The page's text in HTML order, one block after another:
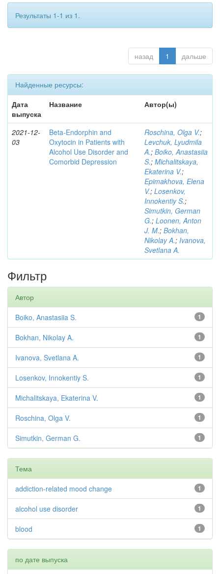
Результаты 1-1 из 1.
назад 1 дальше
Найденные ресурсы:
Дата
выпуска
Название Автор(ы)
2021-12-
03
Beta-Endorphin and
Oxytocin in Patients with
Alcohol Use Disorder and
Comorbid Depression
Roschina, Olga V.;
Levchuk, Lyudmila
A.; Boiko, Anastasiia
S.; Michalitskaya,
Ekaterina V.;
Epimakhova, Elena
V.; Losenkov,
Innokentiy S.;
Simutkin, German
G.; Loonen, Anton
J. M.; Bokhan,
Nikolay A.; Ivanova,
Svetlana A.
Фильтр
Автор
1
Boiko, Anastasiia S.
1
Bokhan, Nikolay A.
1
Ivanova, Svetlana A.
1
Losenkov, Innokentiy S.
1
Michalitskaya, Ekaterina V.
1
Roschina, Olga V.
1
Simutkin, German G.
Тема
1
addiction-related mood change
1
alcohol use disorder
1
blood
по дате выпуска